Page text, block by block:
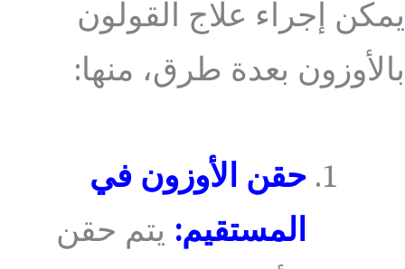
يمكن إجراء علاج القولون
بالأوزون بعدة طرق، منها:
حقن الأوزون في
المستقيم: يتم حقن